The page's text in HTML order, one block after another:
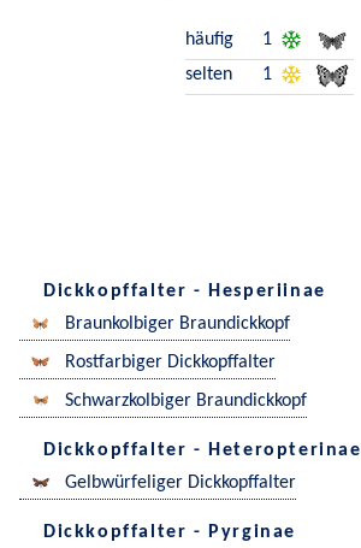
häufig
1
selten
1
Dickkopffalter - Hesperiinae
Braunkolbiger Braundickkopf
Rostfarbiger Dickkopffalter
Schwarzkolbiger Braundickkopf
Dickkopffalter - Heteropterinae
Gelbwürfeliger Dickkopffalter
Dickkopffalter - Pyrginae